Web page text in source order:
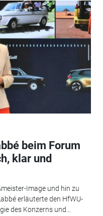
beim Forum
klar und
Image und hin zu
erläuterte den HfWU-
des Konzerns und...